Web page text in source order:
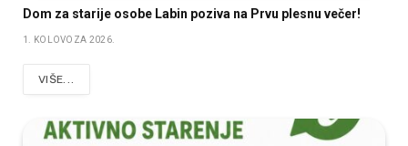
Dom za starije osobe Labin poziva na Prvu plesnu večer!
1. KOLOVOZA 2026.
VIŠE...